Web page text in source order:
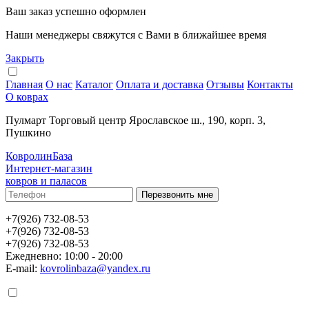
Ваш заказ успешно оформлен
Наши менеджеры свяжутся с Вами в ближайшее время
Закрыть
Главная О нас Каталог Оплата и доставка Отзывы Контакты
О коврах
Пулмарт Торговый центр Ярославское ш., 190, корп. 3,
Пушкино
КовролинБаза
Интернет-магазин
ковров и паласов
+7(926) 732-08-53
+7(926) 732-08-53
+7(926) 732-08-53
Ежедневно: 10:00 - 20:00
E-mail: kovrolinbaza@yandex.ru